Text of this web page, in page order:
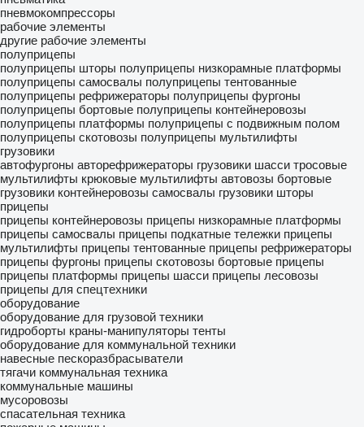
пневмокомпрессоры
рабочие элементы
другие рабочие элементы
полуприцепы
полуприцепы шторы полуприцепы низкорамные платформы
полуприцепы самосвалы полуприцепы тентованные
полуприцепы рефрижераторы полуприцепы фургоны
полуприцепы бортовые полуприцепы контейнеровозы
полуприцепы платформы полуприцепы с подвижным полом
полуприцепы скотовозы полуприцепы мультилифты
грузовики
автофургоны авторефрижераторы грузовики шасси тросовые
мультилифты крюковые мультилифты автовозы бортовые
грузовики контейнеровозы самосвалы грузовики шторы
прицепы
прицепы контейнеровозы прицепы низкорамные платформы
прицепы самосвалы прицепы подкатные тележки прицепы
мультилифты прицепы тентованные прицепы рефрижераторы
прицепы фургоны прицепы скотовозы бортовые прицепы
прицепы платформы прицепы шасси прицепы лесовозы
прицепы для спецтехники
оборудование
оборудование для грузовой техники
гидроборты краны-манипуляторы тенты
оборудование для коммунальной техники
навесные пескоразбрасыватели
тягачи коммунальная техника
коммунальные машины
мусоровозы
спасательная техника